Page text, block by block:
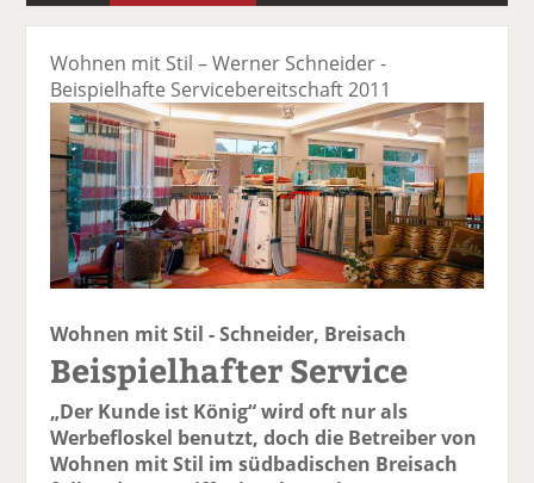
c
Wohnen mit Stil – Werner Schneider -
Beispielhafte Servicebereitschaft 2011
Wohnen mit Stil - Schneider, Breisach
Beispielhafter Service
„Der Kunde ist König“ wird oft nur als
Werbefloskel benutzt, doch die Betreiber von
Wohnen mit Stil im südbadischen Breisach